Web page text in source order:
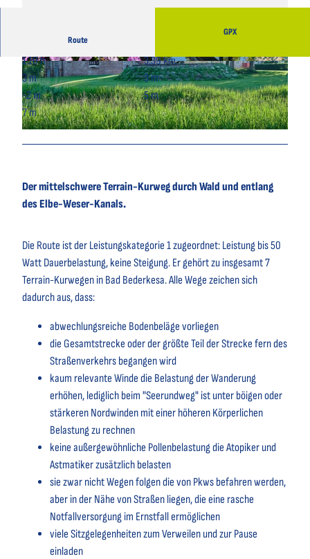
© Nele Martensen, Cuxland-Tourismus, Fotogr
af Florian Trykowski |CC-BY-SA
© Florian Trykowski, Cuxland-Tourismus, Foto
graf Florian Trykowski
Route
GPX
1:10 h
3,39 km
3 m
3 m
-2 m
5 m
7 m
Der mittelschwere Terrain-Kurweg durch Wald und entlang
des Elbe-Weser-Kanals.
Die Route ist der Leistungskategorie 1 zugeordnet: Leistung bis 50
Watt Dauerbelastung, keine Steigung. Er gehört zu insgesamt 7
Terrain-Kurwegen in Bad Bederkesa. Alle Wege zeichen sich
dadurch aus, dass:
abwechlungsreiche Bodenbeläge vorliegen
die Gesamtstrecke oder der größte Teil der Strecke fern des
Straßenverkehrs begangen wird
kaum relevante Winde die Belastung der Wanderung
erhöhen, lediglich beim "Seerundweg" ist unter böigen oder
stärkeren Nordwinden mit einer höheren Körperlichen
Belastung zu rechnen
keine außergewöhnliche Pollenbelastung die Atopiker und
Astmatiker zusätzlich belasten
sie zwar nicht Wegen folgen die von Pkws befahren werden,
aber in der Nähe von Straßen liegen, die eine rasche
Notfallversorgung im Ernstfall ermöglichen
viele Sitzgelegenheiten zum Verweilen und zur Pause
einladen